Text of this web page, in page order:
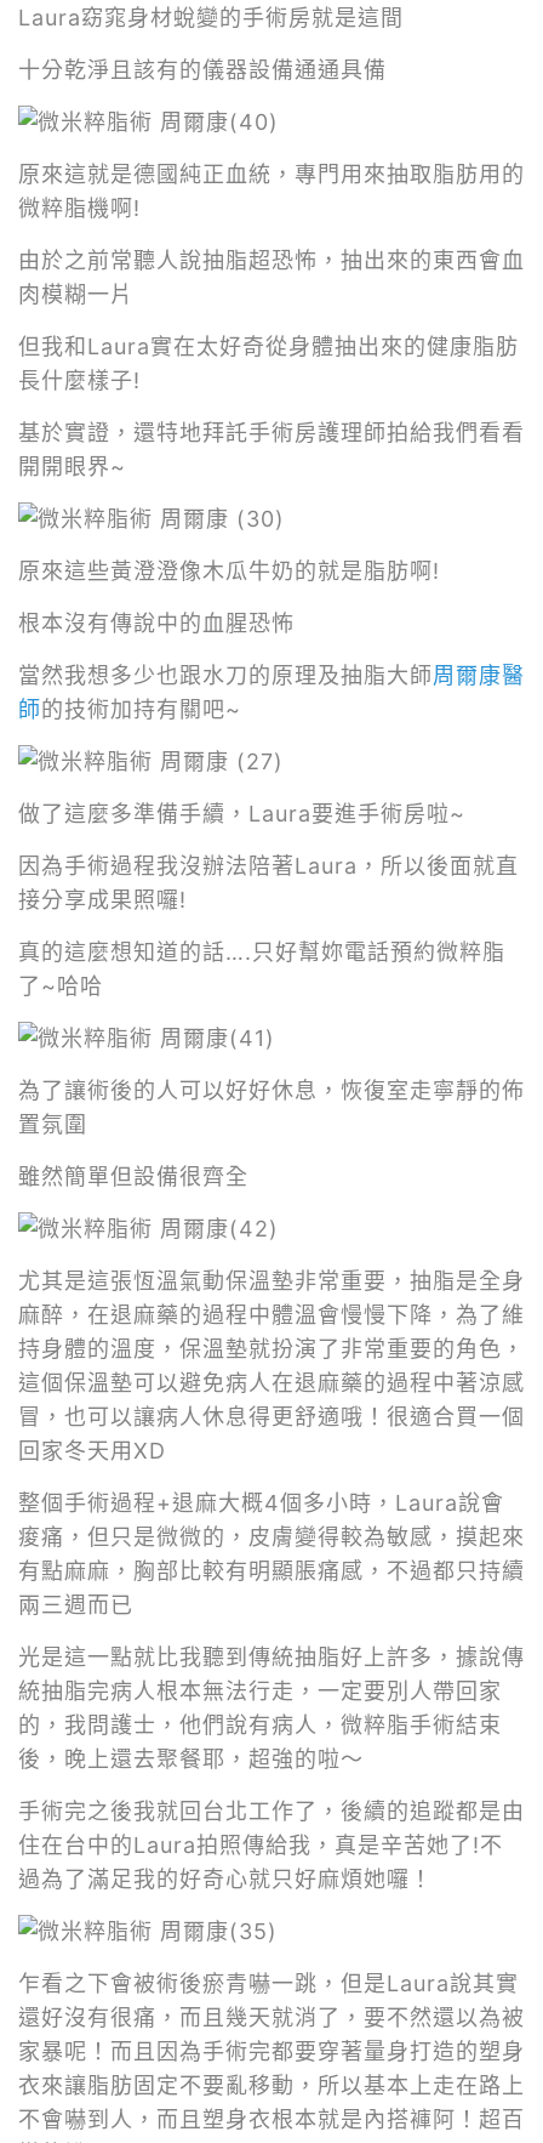
Laura窈窕身材蛻變的手術房就是這間
十分乾淨且該有的儀器設備通通具備
原來這就是德國純正血統，專門用來抽取脂肪用的
微粹脂機啊!
由於之前常聽人說抽脂超恐怖，抽出來的東西會血
肉模糊一片
但我和Laura實在太好奇從身體抽出來的健康脂肪
長什麼樣子!
基於實證，還特地拜託手術房護理師拍給我們看看
開開眼界~
原來這些黃澄澄像木瓜牛奶的就是脂肪啊!
根本沒有傳說中的血腥恐怖
當然我想多少也跟水刀的原理及抽脂大師周爾康醫
師的技術加持有關吧~
做了這麼多準備手續，Laura要進手術房啦~
因為手術過程我沒辦法陪著Laura，所以後面就直
接分享成果照囉!
真的這麼想知道的話….只好幫妳電話預約微粹脂
了~哈哈
為了讓術後的人可以好好休息，恢復室走寧靜的佈
置氛圍
雖然簡單但設備很齊全
尤其是這張恆溫氣動保溫墊非常重要，抽脂是全身
麻醉，在退麻藥的過程中體溫會慢慢下降，為了維
持身體的溫度，保溫墊就扮演了非常重要的角色，
這個保溫墊可以避免病人在退麻藥的過程中著涼感
冒，也可以讓病人休息得更舒適哦！很適合買一個
回家冬天用XD
整個手術過程+退麻大概4個多小時，Laura說會
痠痛，但只是微微的，皮膚變得較為敏感，摸起來
有點麻麻，胸部比較有明顯脹痛感，不過都只持續
兩三週而已
光是這一點就比我聽到傳統抽脂好上許多，據說傳
統抽脂完病人根本無法行走，一定要別人帶回家
的，我問護士，他們說有病人，微粹脂手術結束
後，晚上還去聚餐耶，超強的啦～
手術完之後我就回台北工作了，後續的追蹤都是由
住在台中的Laura拍照傳給我，真是辛苦她了!不
過為了滿足我的好奇心就只好麻煩她囉！
乍看之下會被術後瘀青嚇一跳，但是Laura說其實
還好沒有很痛，而且幾天就消了，要不然還以為被
家暴呢！而且因為手術完都要穿著量身打造的塑身
衣來讓脂肪固定不要亂移動，所以基本上走在路上
不會嚇到人，而且塑身衣根本就是內搭褲阿！超百